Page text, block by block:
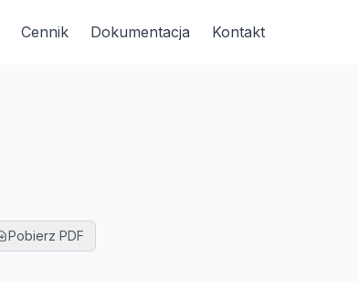
Cennik Dokumentacja Kontakt
Pobierz PDF